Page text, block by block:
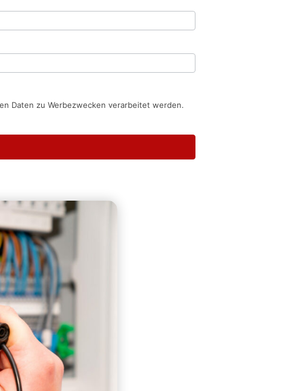
Daten zu Werbezwecken verarbeitet werden.